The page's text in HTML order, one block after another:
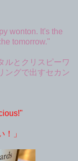
wonton. It's the
tomorrow."
ルとクリスピーワ
ングで出すセカン
」